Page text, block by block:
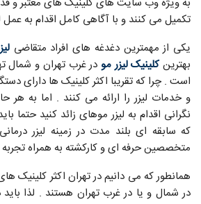
تکمیل می کنند و با آگاهی کامل اقدام به عمل
یکی از مهمترین دغدغه های افراد متقاضی
بهترینکلینیک لیزر مو در غرب تهران و شمال
است . چرا که تقریبا اکثر کلینیک ها دارای
و خدمات لیزر را ارائه می کنند . اما به هر
نگرانی اقدام به لیزر موهای زائد کنید حتما
که سابقه ای بلند مدت در زمینه لیزر
متخصصین حرفه ای و کارکشته به همراه تجربه
همانطور که می دانیم در تهران اکثر کلینیک
در شمال و یا در غرب تهران هستند . لذا